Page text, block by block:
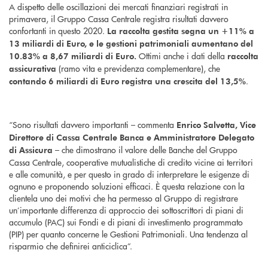
A dispetto delle oscillazioni dei mercati finanziari registrati in
primavera, il Gruppo Cassa Centrale registra risultati davvero
confortanti in questo 2020. La raccolta gestita segna un +11% a
13 miliardi di Euro, e le gestioni patrimoniali aumentano del
10.83% a 8,67 miliardi di Euro. Ottimi anche i dati della raccolta
assicurativa (ramo vita e previdenza complementare), che
contando 6 miliardi di Euro registra una crescita del 13,5%.
“Sono risultati davvero importanti – commenta Enrico Salvetta, Vice
Direttore di Cassa Centrale Banca e Amministratore Delegato
di Assicura – che dimostrano il valore delle Banche del Gruppo
Cassa Centrale, cooperative mutualistiche di credito vicine ai territori
e alle comunità, e per questo in grado di interpretare le esigenze di
ognuno e proponendo soluzioni efficaci. È questa relazione con la
clientela uno dei motivi che ha permesso al Gruppo di registrare
un’importante differenza di approccio dei sottoscrittori di piani di
accumulo (PAC) sui Fondi e di piani di investimento programmato
(PIP) per quanto concerne le Gestioni Patrimoniali. Una tendenza al
risparmio che definirei anticiclica”.